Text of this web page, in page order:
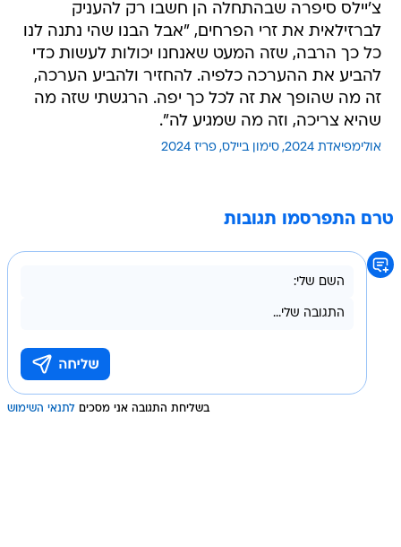
צ'יילס סיפרה שבהתחלה הן חשבו רק להעניק
לברזילאית את זרי הפרחים, "אבל הבנו שהי נתנה לנו
כל כך הרבה, שזה המעט שאנחנו יכולות לעשות כדי
להביע את ההערכה כלפיה. להחזיר ולהביע הערכה,
זה מה שהופך את זה לכל כך יפה. הרגשתי שזה מה
שהיא צריכה, וזה מה שמגיע לה".
אולימפיאדת 2024 סימון ביילס פריז 2024
טרם התפרסמו תגובות
בשליחת התגובה אני מסכים לתנאי השימוש